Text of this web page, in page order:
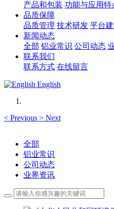
产品和包装 功能与应用特
品质保障
品质管理 技术研发 平台
新闻动态
全部 铝业常识 公司动态
联系我们
联系方式 在线留言
English
< Previous > Next
全部
铝业常识
公司动态
业界资讯